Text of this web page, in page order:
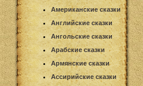
Американские сказки
Английские сказки
Ангольские сказки
Арабские сказки
Армянские сказки
Ассирийские сказки